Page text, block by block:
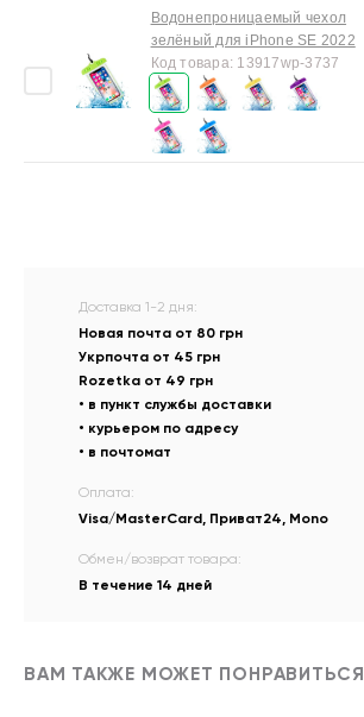
Водонепроницаемый чехол
зелёный для iPhone SE 2022
Код товара: 13917wp-3737
Доставка 1-2 дня:
Новая почта от 80 грн
Укрпочта от 45 грн
Rozetka от 49 грн
• в пункт службы доставки
• курьером по адресу
• в почтомат
Оплата:
Visa/MasterCard, Приват24, Mono
Обмен/возврат товара:
В течение 14 дней
ВАМ ТАКЖЕ МОЖЕТ ПОНРАВИТЬСЯ